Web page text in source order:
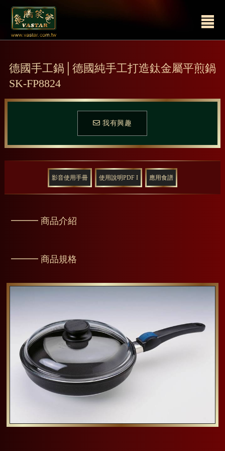
德國手工鍋│德國純手工打造鈦金屬平煎鍋
SK-FP8824
我有興趣
影音使用手冊 使用說明PDF I 應用食譜
━━━ 商品介紹
━━━ 商品規格